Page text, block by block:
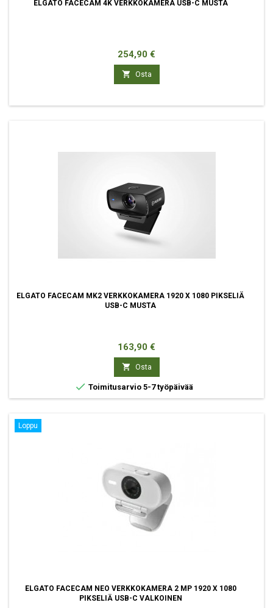
ELGATO FACECAM 4K VERKKOKAMERA USB-C MUSTA
Hinta
254,90 €
 Osta
ELGATO FACECAM MK2 VERKKOKAMERA 1920 X 1080 PIKSELIÄ
USB-C MUSTA
Hinta
163,90 €
 Osta
 Toimitusarvio 5-7 työpäivää
Loppu
ELGATO FACECAM NEO VERKKOKAMERA 2 MP 1920 X 1080
PIKSELIÄ USB-C VALKOINEN